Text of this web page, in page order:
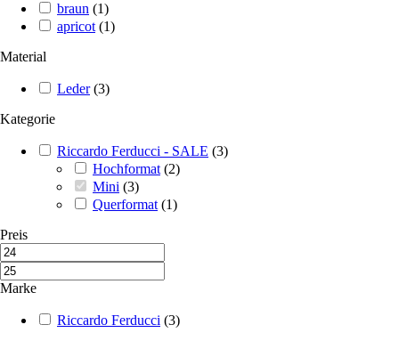
braun (1)
apricot (1)
Material
Leder (3)
Kategorie
Riccardo Ferducci - SALE (3)
Hochformat (2)
Mini (3)
Querformat (1)
Preis
Marke
Riccardo Ferducci (3)